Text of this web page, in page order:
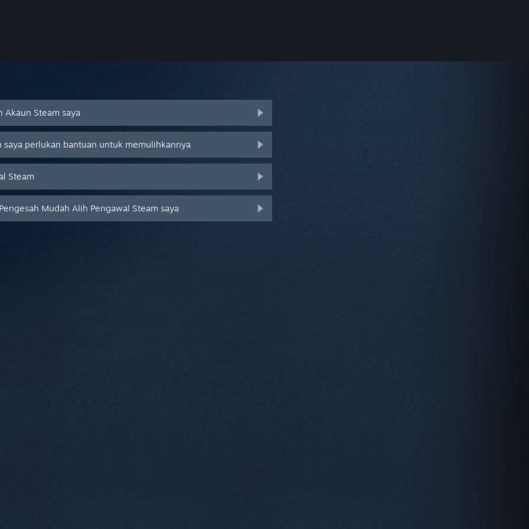
Akaun Steam saya
saya perlukan bantuan untuk memulihkannya
Steam
Mudah Alih Pengawal Steam saya